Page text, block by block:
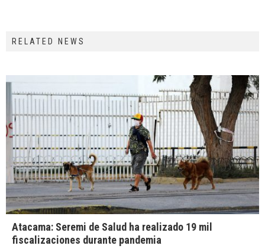
RELATED NEWS
Atacama: Seremi de Salud ha realizado 19 mil
fiscalizaciones durante pandemia